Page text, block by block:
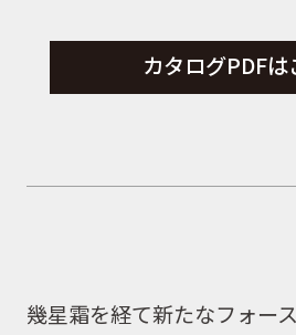
カタログPDFは
幾星霜を経て新たなフォー